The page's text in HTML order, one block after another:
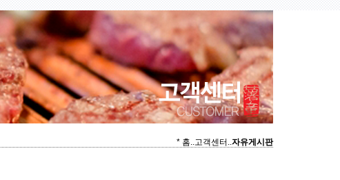
* 홈..고객센터..자유게시판